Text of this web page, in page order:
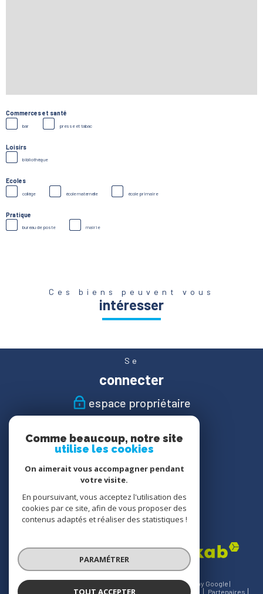
Commerces et santé
bar presse et tabac
Loisirs
bibliothèque
Ecoles
collège école maternelle école primaire
Pratique
bureau de poste mairie
Ces biens peuvent vous
intéresser
Se
connecter
espace propriétaire
suivre
Nous
adhérons
© 2026 | Tous droits réservés | Traduction powered by Google |
Nos honoraires
Plan du site Mentions légales Admin Partenaires
Comme beaucoup, notre site
utilise les cookies
On aimerait vous accompagner pendant
votre visite.
En poursuivant, vous acceptez l'utilisation des
cookies par ce site, afin de vous proposer des
contenus adaptés et réaliser des statistiques !
PARAMÉTRER
TOUT ACCEPTER